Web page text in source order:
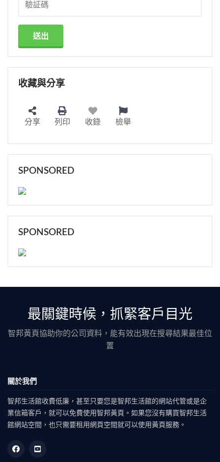
送出
收藏與分享
分享 列印 收錄 檢舉
SPONSORED
SPONSORED
最關鍵時候，抓緊客戶目光
智邦黃頁協助你的公司資料，能有效出現在搜尋結果最佳位
置
關於我們
智邦生活館收費低廉，甚至只要您是智邦生活館的網站代管或是企
業信箱客戶，就可以免費使用智邦黃頁。如果您沒有購買智邦生活
館網站空間，也只需要租用網頁空間就可以使用黃頁服務。